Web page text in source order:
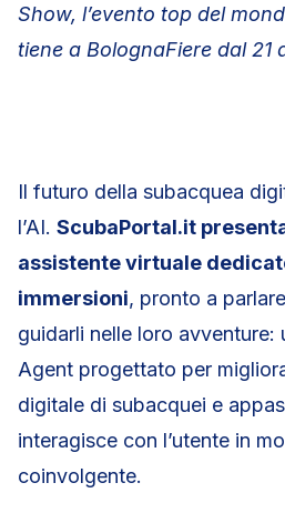
Show, l’evento top del
tiene a BolognaFiere dal 21
Il futuro della subacquea
l’AI. ScubaPortal.it
assistente virtuale
immersioni, pronto a
guidarli nelle loro avventure:
Agent progettato per
digitale di subacquei e
interagisce con l’utente in
coinvolgente.